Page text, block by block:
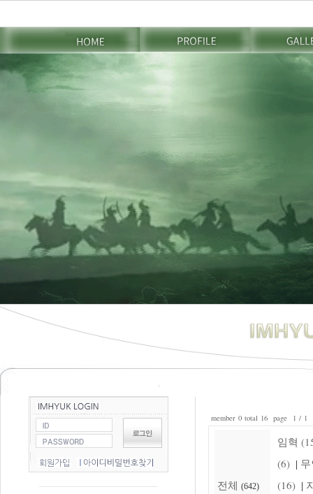
member 0 total 16 page 1 / 1
전체 (642)
임혁
(6) |
(16) |